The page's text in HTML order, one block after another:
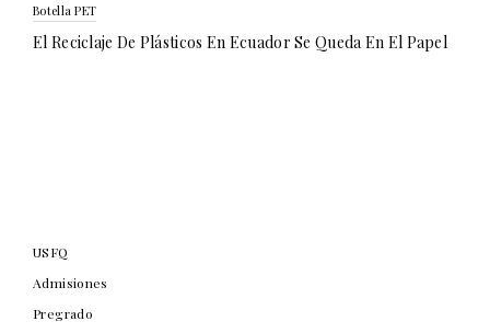
Botella PET
El Reciclaje De Plásticos En Ecuador Se Queda En El Papel
USFQ
Admisiones
Pregrado